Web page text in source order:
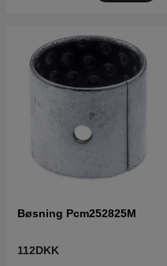
Bøsning Pcm252825M
112DKK